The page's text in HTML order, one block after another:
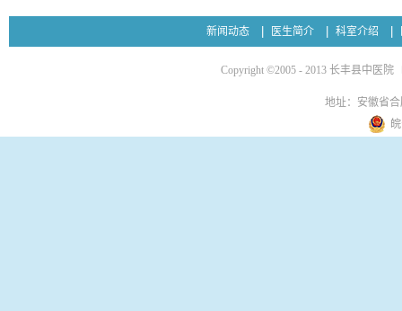
新闻动态 医生简介 科室介绍
Copyright ©2005 - 2013 长丰县中医院
地址：安徽省